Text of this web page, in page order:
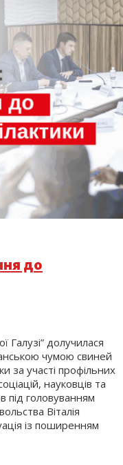
до
Галузі” долучилася
чумою свиней
за участі профільних
науковців та
під головуванням
Віталія
із поширенням